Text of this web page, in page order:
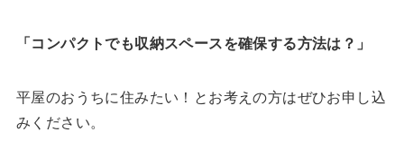
「コンパクトでも収納スペースを確保する方法は？」
平屋のおうちに住みたい！とお考えの方はぜひお申し込
みください。